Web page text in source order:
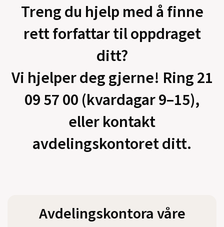
Treng du hjelp med å finne
rett forfattar til oppdraget
ditt?
Vi hjelper deg gjerne! Ring 21
09 57 00 (kvardagar 9–15),
eller kontakt
avdelingskontoret ditt.
Avdelingskontora våre